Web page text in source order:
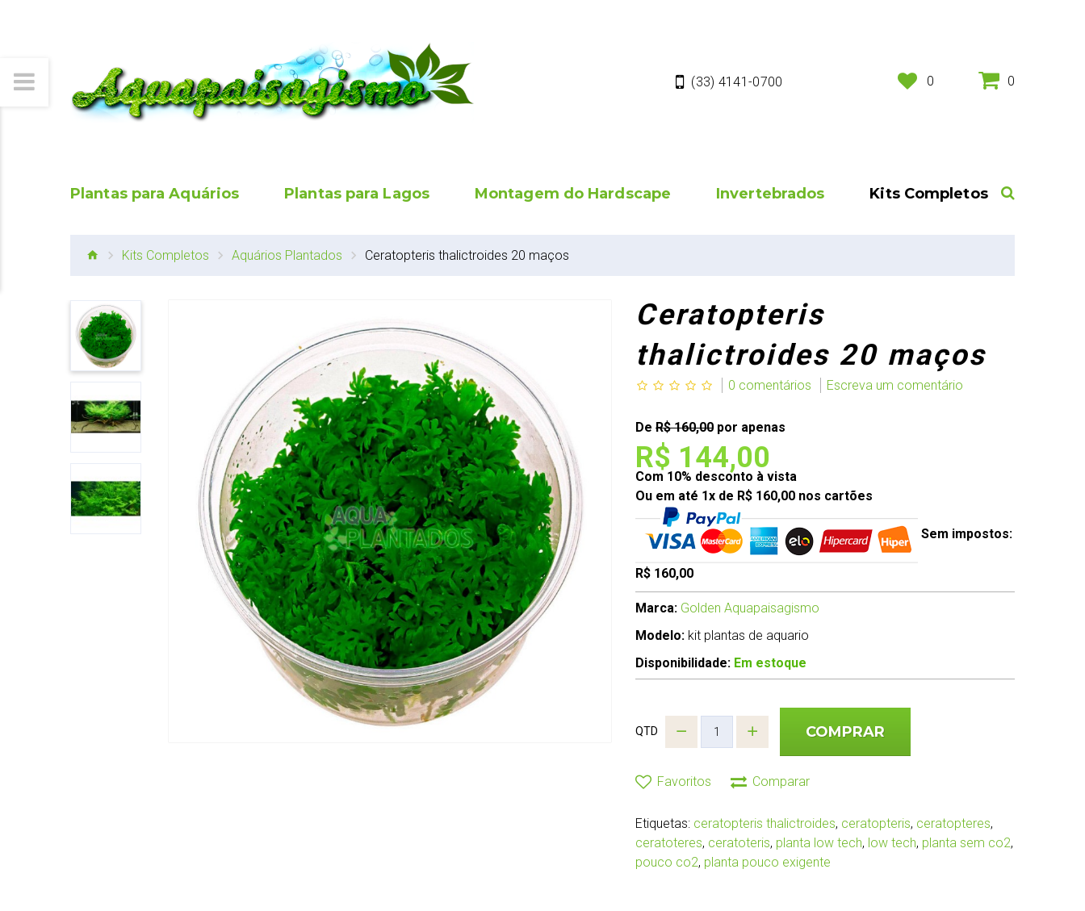
(33) 4141-0700 0 0
Plantas para Aquários Plantas para Lagos Montagem do Hardscape Invertebrados Kits Completos
Kits Completos Aquários Plantados Ceratopteris thalictroides 20 maços
Ceratopteris
thalictroides 20 maços
0 comentários Escreva um comentário
De R$ 160,00 por apenas
R$ 144,00
Com 10% desconto à vista
Ou em até 1x de R$ 160,00 nos cartões
Sem impostos:
R$ 160,00
Marca: Golden Aquapaisagismo
Modelo: kit plantas de aquario
Disponibilidade: Em estoque
QTD COMPRAR
Favoritos Comparar
Etiquetas: ceratopteris thalictroides, ceratopteris, ceratopteres,
ceratoteres, ceratoteris, planta low tech, low tech, planta sem co2,
pouco co2, planta pouco exigente